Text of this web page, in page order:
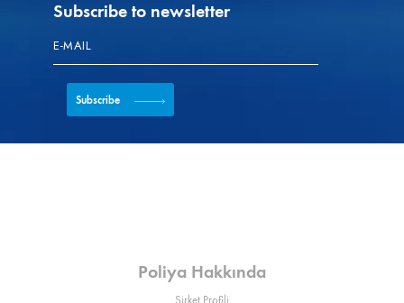
Subscribe to newsletter
Subscribe
Poliya Hakkında
Şirket Profili